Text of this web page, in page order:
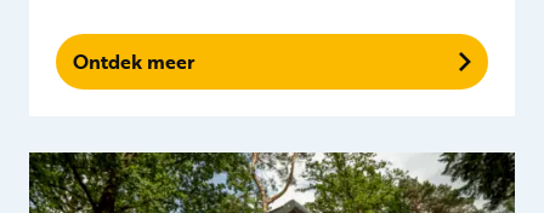
Ontdek meer